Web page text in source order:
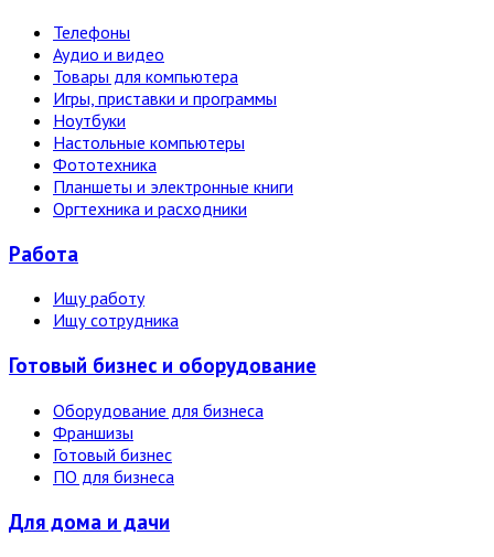
Телефоны
Аудио и видео
Товары для компьютера
Игры, приставки и программы
Ноутбуки
Настольные компьютеры
Фототехника
Планшеты и электронные книги
Оргтехника и расходники
Работа
Ищу работу
Ищу сотрудника
Готовый бизнес и оборудование
Оборудование для бизнеса
Франшизы
Готовый бизнес
ПО для бизнеса
Для дома и дачи